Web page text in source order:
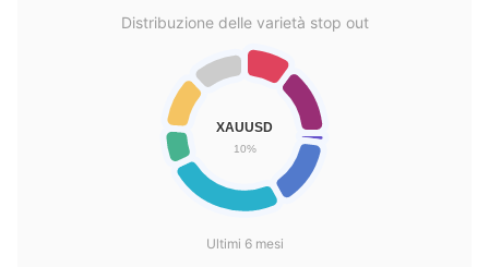
Distribuzione delle varietà stop out
Ultimi 6 mesi